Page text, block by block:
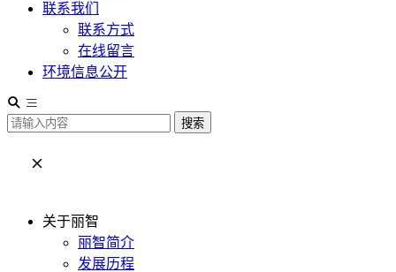
联系我们
联系方式
在线留言
环境信息公开
搜索
关于丽智
丽智简介
发展历程